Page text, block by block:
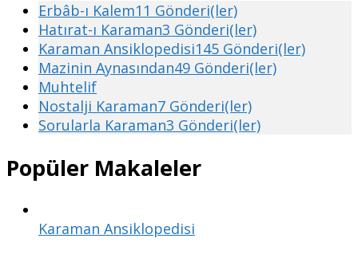
Erbâb-ı Kalem11 Gönderi(ler)
Hatırat-ı Karaman3 Gönderi(ler)
Karaman Ansiklopedisi145 Gönderi(ler)
Mazinin Aynasından49 Gönderi(ler)
Muhtelif
Nostalji Karaman7 Gönderi(ler)
Sorularla Karaman3 Gönderi(ler)
Popüler Makaleler
Karaman Ansiklopedisi